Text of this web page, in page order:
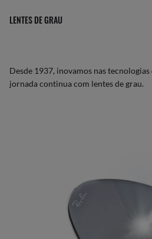
LENTES DE GRAU
Desde 1937, inovamos nas tecnologias
jornada continua com lentes de grau.